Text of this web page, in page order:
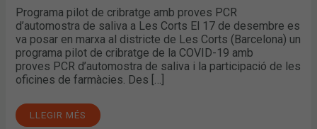
Programa pilot de cribratge amb proves PCR
d’automostra de saliva a Les Corts El 17 de desembre es
va posar en marxa al districte de Les Corts (Barcelona) un
programa pilot de cribratge de la COVID-19 amb
proves PCR d’automostra de saliva i la participació de les
oficines de farmàcies. Des […]
LLEGIR MÉS